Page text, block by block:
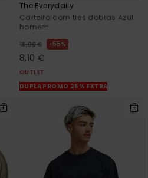
The Everydaily
Carteira com três dobras Azul
homem
18,00 € 55%
8,10 €
OUTLET
DUPLA PROMO 25% EXTRA